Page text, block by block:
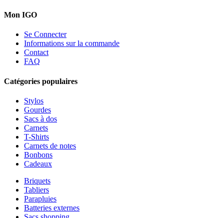
Mon IGO
Se Connecter
Informations sur la commande
Contact
FAQ
Catégories populaires
Stylos
Gourdes
Sacs à dos
Carnets
T-Shirts
Carnets de notes
Bonbons
Cadeaux
Briquets
Tabliers
Parapluies
Batteries externes